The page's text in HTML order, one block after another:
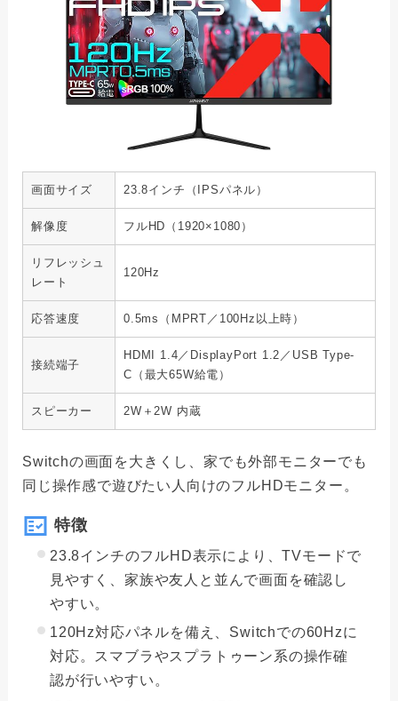
画面サイズ 23.8インチ（IPSパネル）
解像度 フルHD（1920×1080）
リフレッシュ
レート
120Hz
応答速度 0.5ms（MPRT／100Hz以上時）
接続端子
HDMI 1.4／DisplayPort 1.2／USB Type-
C（最大65W給電）
スピーカー 2W＋2W 内蔵
Switchの画面を大きくし、家でも外部モニターでも
同じ操作感で遊びたい人向けのフルHDモニター。
特徴
23.8インチのフルHD表示により、TVモードで
見やすく、家族や友人と並んで画面を確認し
やすい。
120Hz対応パネルを備え、Switchでの60Hzに
対応。スマブラやスプラトゥーン系の操作確
認が行いやすい。